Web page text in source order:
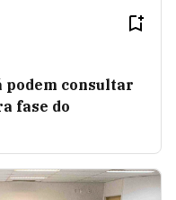
podem consultar
fase do